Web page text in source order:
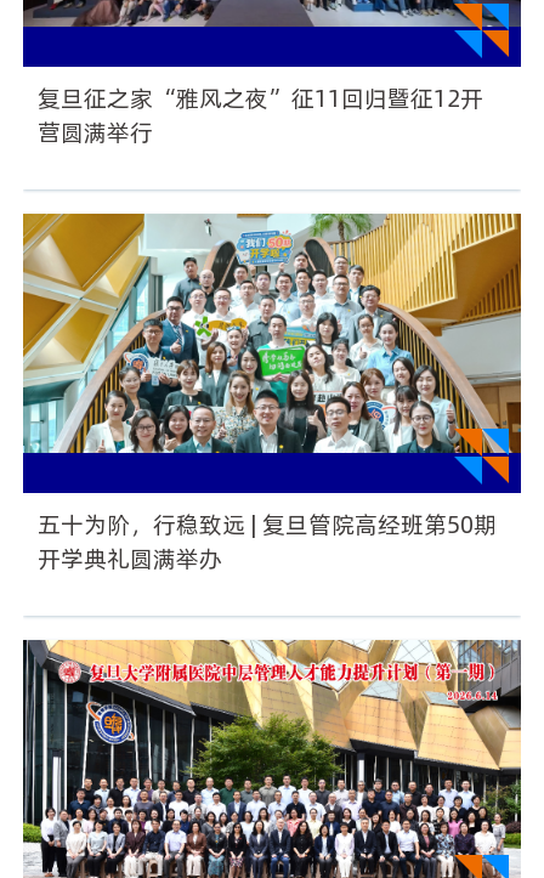
复旦征之家“雅风之夜”征11回归暨征12开
营圆满举行
五十为阶，行稳致远 | 复旦管院高经班第50期
开学典礼圆满举办